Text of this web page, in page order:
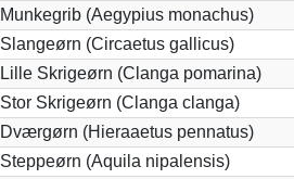
Munkegrib (Aegypius monachus)
Slangeørn (Circaetus gallicus)
Lille Skrigeørn (Clanga pomarina)
Stor Skrigeørn (Clanga clanga)
Dværgørn (Hieraaetus pennatus)
Steppeørn (Aquila nipalensis)